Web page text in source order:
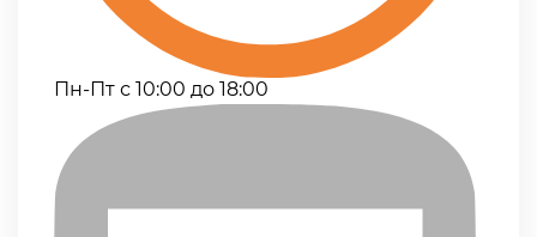
Пн-Пт с 10:00 до 18:00